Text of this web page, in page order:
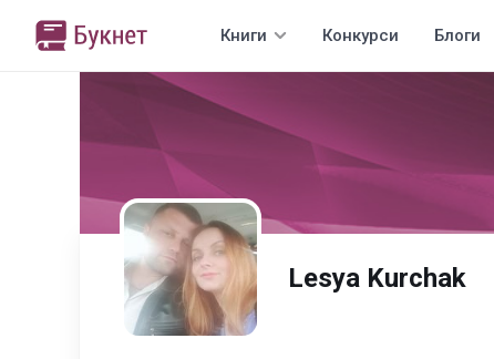
Книги Конкурси Блоги
Lesya Kurchak